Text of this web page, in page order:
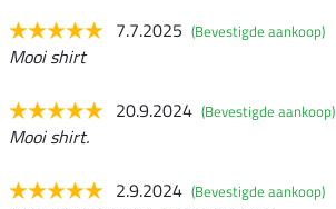
7.7.2025 (Bevestigde aankoop)
Mooi shirt
20.9.2024 (Bevestigde aankoop)
Mooi shirt.
2.9.2024 (Bevestigde aankoop)